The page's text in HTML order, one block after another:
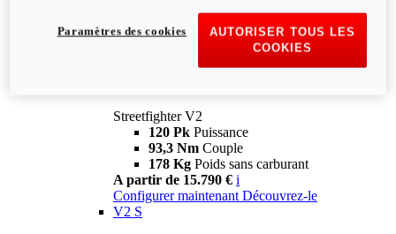
Streetfighter V2
120 Pk Puissance
93,3 Nm Couple
178 Kg Poids sans carburant
A partir de 15.790 € i
Configurer maintenant Découvrez-le
V2 S
AUTORISER TOUS LES
COOKIES
Paramètres des cookies